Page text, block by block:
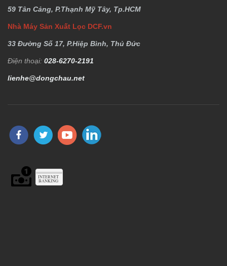
59 Tân Cảng, P.Thạnh Mỹ Tây, Tp.HCM
Nhà Máy Sản Xuất Lọc DCF.vn
33 Đường Số 17, P.Hiệp Bình, Thủ Đức
Điện thoại: 028-6270-2191
lienhe@dongchau.net